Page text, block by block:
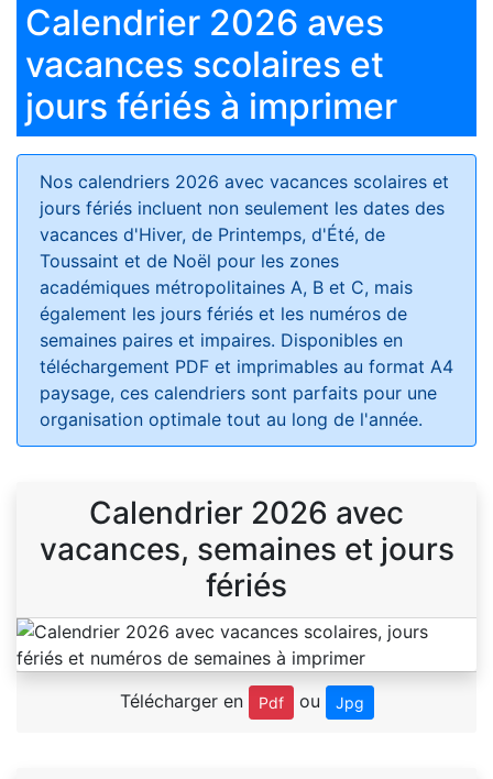
Calendrier 2026 aves
vacances scolaires et
jours fériés à imprimer
Nos calendriers 2026 avec vacances scolaires et
jours fériés incluent non seulement les dates des
vacances d'Hiver, de Printemps, d'Été, de
Toussaint et de Noël pour les zones
académiques métropolitaines A, B et C, mais
également les jours fériés et les numéros de
semaines paires et impaires. Disponibles en
téléchargement PDF et imprimables au format A4
paysage, ces calendriers sont parfaits pour une
organisation optimale tout au long de l'année.
Calendrier 2026 avec
vacances, semaines et jours
fériés
Télécharger en Pdf ou Jpg